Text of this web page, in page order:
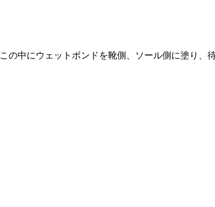
この中にウェットボンドを靴側、ソール側に塗り、待